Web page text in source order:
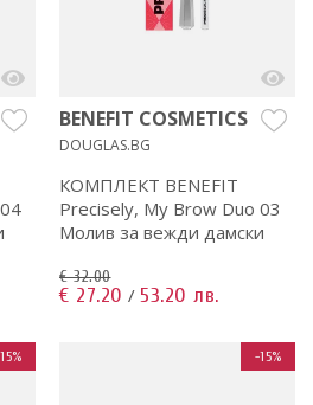
BENEFIT COSMETICS
DOUGLAS.BG
КОМПЛЕКТ BENEFIT
Precisely, My Brow Duo 03
Молив за вежди дамски
€ 32.00
€ 27.20 / 53.20 лв.
-15%